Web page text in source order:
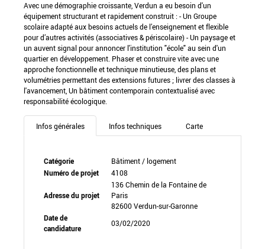
Avec une démographie croissante, Verdun a eu besoin d'un
équipement structurant et rapidement construit : - Un Groupe
scolaire adapté aux besoins actuels de l’enseignement et flexible
pour d’autres activités (associatives & périscolaire) - Un paysage et
un auvent signal pour annoncer l'institution "école" au sein d'un
quartier en développement. Phaser et construire vite avec une
approche fonctionnelle et technique minutieuse, des plans et
volumétries permettant des extensions futures ; livrer des classes à
l'avancement, Un bâtiment contemporain contextualisé avec
responsabilité écologique.
Infos générales Infos techniques Carte
Catégorie
Bâtiment / logement
Numéro de projet
4108
Adresse du projet
136 Chemin de la Fontaine de
Paris
82600 Verdun-sur-Garonne
Date de
candidature
03/02/2020